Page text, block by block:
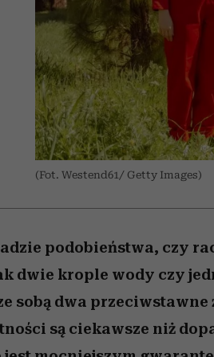
(Fot. Westend61/ Getty Images)
podobieństwa, czy
dwie krople wody czy
sobą dwa przeciwstawne
są ciekawsze niż